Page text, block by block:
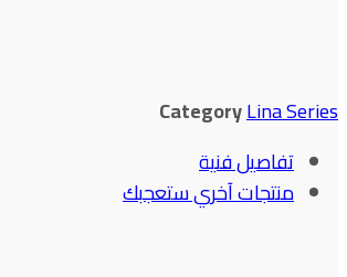
CategoryLina Series
تفاصيل فنية
منتجات آخري ستعجبك